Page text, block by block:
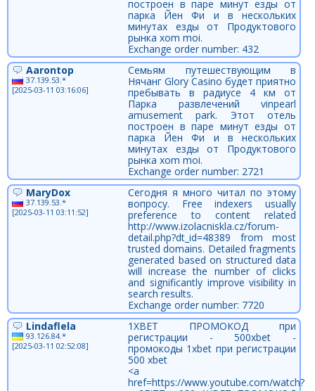
построен в паре минут езды от
парка Йен Фи и в нескольких
минутах езды от Продуктового
рынка xom moi.
Exchange order number: 432
Aarontop
37.139.53.*
[2025-03-11 03:16:06]
Семьям путешествующим в
Нячанг Glory Casino будет приятно
пребывать в радиусе 4 км от
Парка развлечений vinpearl
amusement park. Этот отель
построен в паре минут езды от
парка Йен Фи и в нескольких
минутах езды от Продуктового
рынка xom moi.
Exchange order number: 2721
MaryDox
37.139.53.*
[2025-03-11 03:11:52]
Сегодня я много читал по этому
вопросу. Free indexers usually
preference to content related
http://www.izolacniskla.cz/forum-
detail.php?dt_id=48389 from most
trusted domains. Detailed fragments
generated based on structured data
will increase the number of clicks
and significantly improve visibility in
search results.
Exchange order number: 7720
Lindaflela
93.126.84.*
[2025-03-11 02:52:08]
1XBET ПРОМОКОД при
регистрации - 500xbet -
промокоды 1xbet при регистрации
500 xbet
<a
href=https://www.youtube.com/watch?